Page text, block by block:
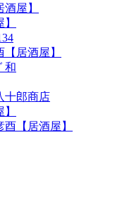
屋】
居酒屋】
和
十郎商店
【居酒屋】